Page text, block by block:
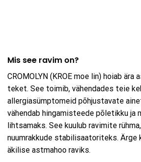
Mis see ravim on?
CROMOLYN (KROE moe lin) hoiab
teket. See toimib, vähendades teie
allergiasümptomeid põhjustavate
vähendab hingamisteede põletikku ja
lihtsamaks. See kuulub ravimite
nuumrakkude stabilisaatoriteks. Ärge
äkilise astmahoo raviks.